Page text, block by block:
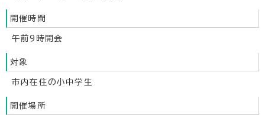
開催時間
午前9時開会
対象
市内在住の小中学生
開催場所